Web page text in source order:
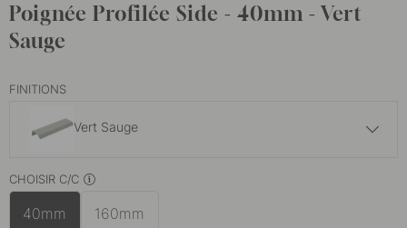
Poignée Profilée Side - 40mm - Vert
Sauge
FINITIONS
Vert Sauge
Finition en acier inoxydable
CHOISIR C/C
40mm 160mm